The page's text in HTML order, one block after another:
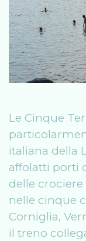
Le Cinque
italiana della
affolatti porti
delle
nelle cinque
Corniglia,
il treno